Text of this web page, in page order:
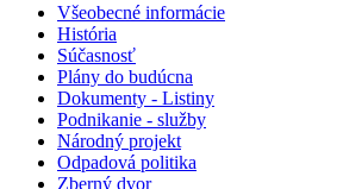
Všeobecné informácie
História
Súčasnosť
Plány do budúcna
Dokumenty - Listiny
Podnikanie - služby
Národný projekt
Odpadová politika
Zberný dvor